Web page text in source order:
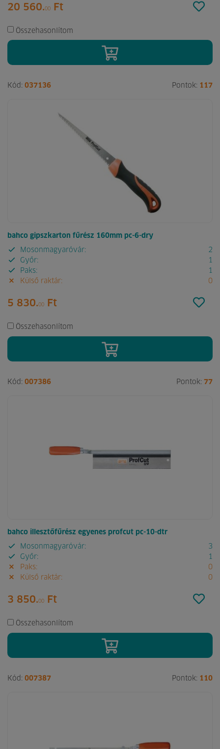
20 560.00 Ft
Összehasonlítom
Kód: 037136 Pontok: 117
bahco gipszkarton fűrész 160mm pc-6-dry
Mosonmagyaróvár:
2
Győr:
1
Paks:
1
Külső raktár:
0
5 830.00 Ft
Összehasonlítom
Kód: 007386 Pontok: 77
bahco illesztőfűrész egyenes profcut pc-10-dtr
Mosonmagyaróvár:
3
Győr:
1
Paks:
0
Külső raktár:
0
3 850.00 Ft
Összehasonlítom
Kód: 007387 Pontok: 110